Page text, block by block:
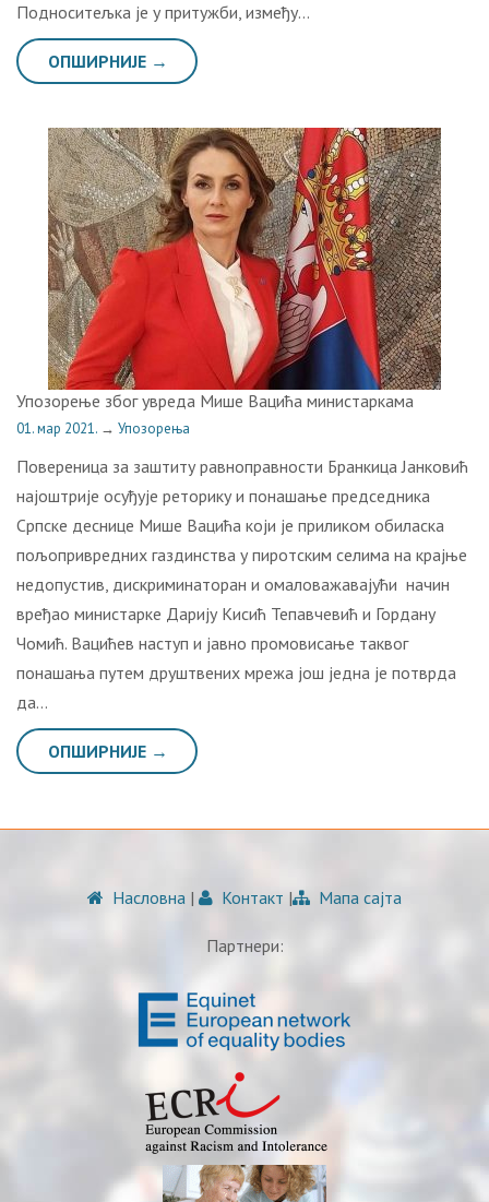
Подноситељка је у притужби, између…
ОПШИРНИЈЕ →
Упозорење због увреда Мише Вацића министаркама
01. мар 2021. → Упозорења
Повереница за заштиту равноправности Бранкица Јанковић
најоштрије осуђује реторику и понашање председника
Српске деснице Мише Вацића који је приликом обиласка
пољопривредних газдинства у пиротским селима на крајње
недопустив, дискриминаторан и омаловажавајући начин
вређао министарке Дарију Кисић Тепавчевић и Гордану
Чомић. Вацићев наступ и јавно промовисање таквог
понашања путем друштвених мрежа још једна је потврда
да…
ОПШИРНИЈЕ →
Насловна | Контакт | Мапа сајта
Партнери: